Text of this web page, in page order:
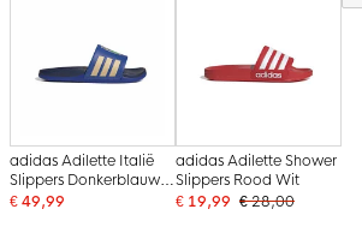
adidas Adilette Italië
Slippers Donkerblauw
Goud
€ 49,99
adidas Adilette Shower
Slippers Rood Wit
€ 19,99 € 28,00